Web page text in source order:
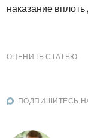
наказание
ОЦЕНИТЬ СТАТЬЮ
ПОДПИШИТЕСЬ